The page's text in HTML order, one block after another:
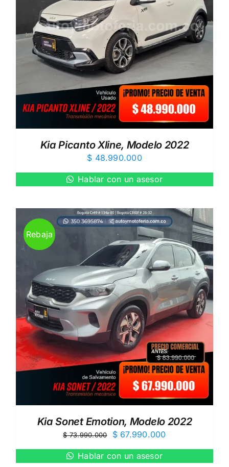
Kia Picanto Xline, Modelo 2022
$ 48.990.000
Hablar con un asesor
Rebaja
Kia Sonet Emotion, Modelo 2022
$73.990.000
El
precio
original
$67.990.000El
precio
actual
Hablar con un asesor